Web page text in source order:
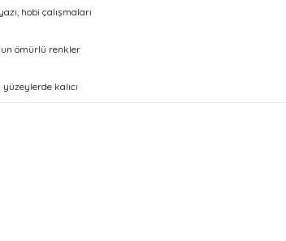
hobi çalışmaları
ömürlü renkler
kalıcı